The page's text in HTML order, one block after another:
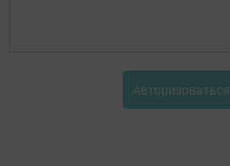
Авторизоваться